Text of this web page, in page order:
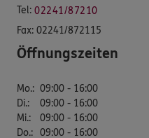
Tel: 02241/87210
Fax: 02241/872115
Öffnungszeiten
Mo.: 09:00 - 16:00
Di.:
09:00 - 16:00
Mi.:
09:00 - 16:00
Do.: 09:00 - 16:00